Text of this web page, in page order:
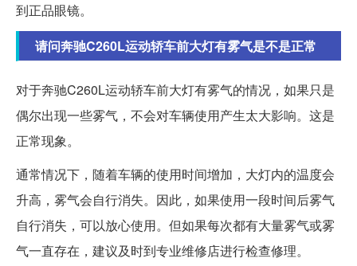
到正品眼镜。
请问奔驰C260L运动轿车前大灯有雾气是不是正常
对于奔驰C260L运动轿车前大灯有雾气的情况，如果只是
偶尔出现一些雾气，不会对车辆使用产生太大影响。这是
正常现象。
通常情况下，随着车辆的使用时间增加，大灯内的温度会
升高，雾气会自行消失。因此，如果使用一段时间后雾气
自行消失，可以放心使用。但如果每次都有大量雾气或雾
气一直存在，建议及时到专业维修店进行检查修理。